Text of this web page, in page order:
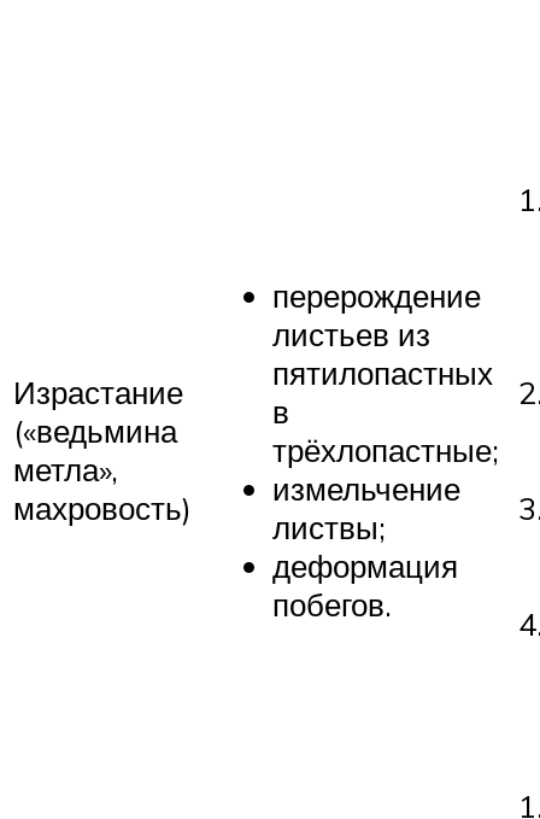
Израстание
(«ведьмина
метла»,
махровость)
перерождение
листьев из
пятилопастных
в
трёхлопастные;
измельчение
листвы;
деформация
побегов.